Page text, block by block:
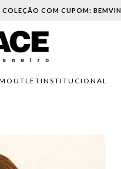
JUROS. APROVEITE!
OUTLETINSTITUCIONAL